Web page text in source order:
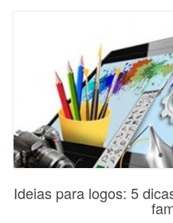
Ideias para logos: 5